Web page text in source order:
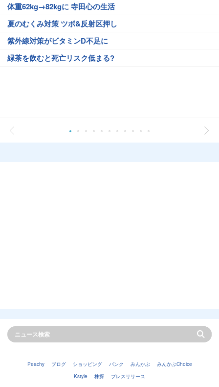
体重62kg→82kgに 寺田心の生活
夏のむくみ対策 ツボ&反射区押し
紫外線対策がビタミンD不足に
緑茶を飲むと死亡リスク低まる?
Peachy ブログ ショッピング バンク みんかぶ
みんかぶChoice
Kstyle
株探 プレスリリース